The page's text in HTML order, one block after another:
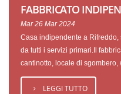
FABBRICATO
Mar 26 Mar 2024
Casa indipendente a
da tutti i servizi primari.Il
cantinotto, locale di sgombero,
LEGGI TUTTO